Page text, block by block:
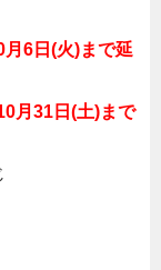
月6日(火)まで延
月31日(土)まで